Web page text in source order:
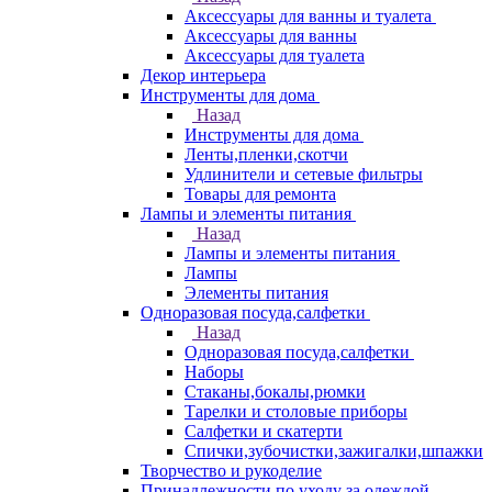
Аксессуары для ванны и туалета
Аксессуары для ванны
Аксессуары для туалета
Декор интерьера
Инструменты для дома
Назад
Инструменты для дома
Ленты,пленки,скотчи
Удлинители и сетевые фильтры
Товары для ремонта
Лампы и элементы питания
Назад
Лампы и элементы питания
Лампы
Элементы питания
Одноразовая посуда,салфетки
Назад
Одноразовая посуда,салфетки
Наборы
Стаканы,бокалы,рюмки
Тарелки и столовые приборы
Салфетки и скатерти
Спички,зубочистки,зажигалки,шпажки
Творчество и рукоделие